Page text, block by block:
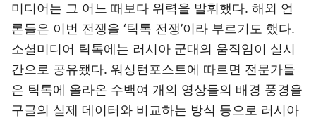
미디어는 그 어느 때보다 위력을 발휘했다. 해외 언
론들은 이번 전쟁을 ‘틱톡 전쟁’이라 부르기도 했다.
소셜미디어 틱톡에는 러시아 군대의 움직임이 실시
간으로 공유됐다. 워싱턴포스트에 따르면 전문가들
은 틱톡에 올라온 수백여 개의 영상들의 배경 풍경을
구글의 실제 데이터와 비교하는 방식 등으로 러시아